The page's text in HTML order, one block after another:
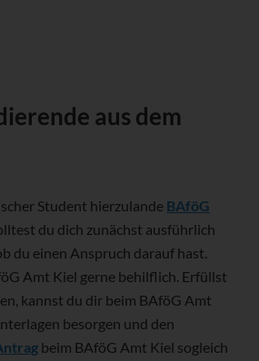
aus dem
Student hierzulande BAföG
du dich zunächst ausführlich
du einen Anspruch darauf hast.
Amt Kiel gerne behilflich. Erfüllst
kannst du dir beim BAföG Amt
besorgen und den
beim BAföG Amt Kiel sogleich